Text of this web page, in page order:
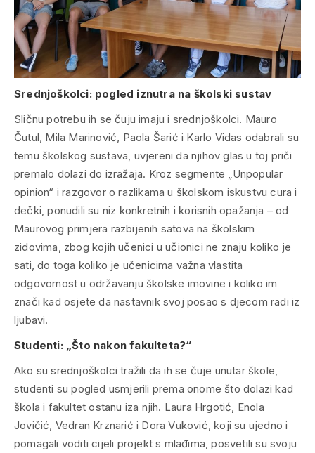
Srednjoškolci: pogled iznutra na školski sustav
Sličnu potrebu ih se čuju imaju i srednjoškolci. Mauro
Čutul, Mila Marinović, Paola Šarić i Karlo Vidas odabrali su
temu školskog sustava, uvjereni da njihov glas u toj priči
premalo dolazi do izražaja. Kroz segmente „Unpopular
opinion“ i razgovor o razlikama u školskom iskustvu cura i
dečki, ponudili su niz konkretnih i korisnih opažanja – od
Maurovog primjera razbijenih satova na školskim
zidovima, zbog kojih učenici u učionici ne znaju koliko je
sati, do toga koliko je učenicima važna vlastita
odgovornost u održavanju školske imovine i koliko im
znači kad osjete da nastavnik svoj posao s djecom radi iz
ljubavi.
Studenti: „Što nakon fakulteta?“
Ako su srednjoškolci tražili da ih se čuje unutar škole,
studenti su pogled usmjerili prema onome što dolazi kad
škola i fakultet ostanu iza njih. Laura Hrgotić, Enola
Jovičić, Vedran Krznarić i Dora Vuković, koji su ujedno i
pomagali voditi cijeli projekt s mlađima, posvetili su svoju